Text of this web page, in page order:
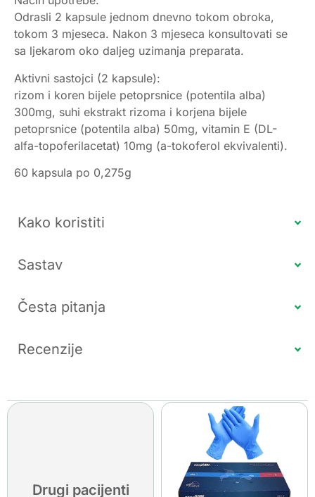
Odrasli 2 kapsule jednom dnevno tokom obroka,
tokom 3 mjeseca. Nakon 3 mjeseca konsultovati se
sa ljekarom oko daljeg uzimanja preparata.
Aktivni sastojci (2 kapsule):
rizom i koren bijele petoprsnice (potentila alba)
300mg, suhi ekstrakt rizoma i korjena bijele
petoprsnice (potentila alba) 50mg, vitamin E (DL-
alfa-topoferilacetat) 10mg (a-tokoferol ekvivalenti).
60 kapsula po 0,275g
Kako koristiti
Sastav
Česta pitanja
Recenzije
Drugi pacijenti